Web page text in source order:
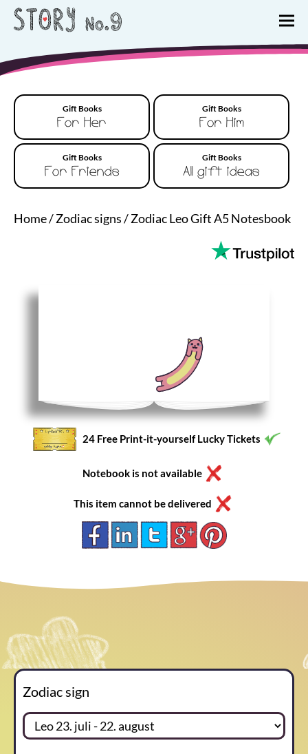
Gift Books
For Her
Gift Books
For Him
Gift Books
For Friends
Gift Books
All gift ideas
Home/Zodiac signs/Zodiac Leo Gift A5 Notesbook
24 Free Print-it-yourself Lucky Tickets
Notebook is not available
This item cannot be delivered
Zodiac sign